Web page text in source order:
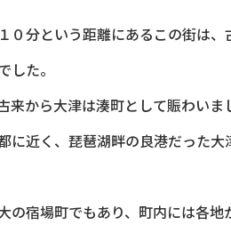
０分という距離にあるこの街は、
した。
来から大津は湊町として賑わいま
に近く、琵琶湖畔の良港だった大
の宿場町でもあり、町内には各地